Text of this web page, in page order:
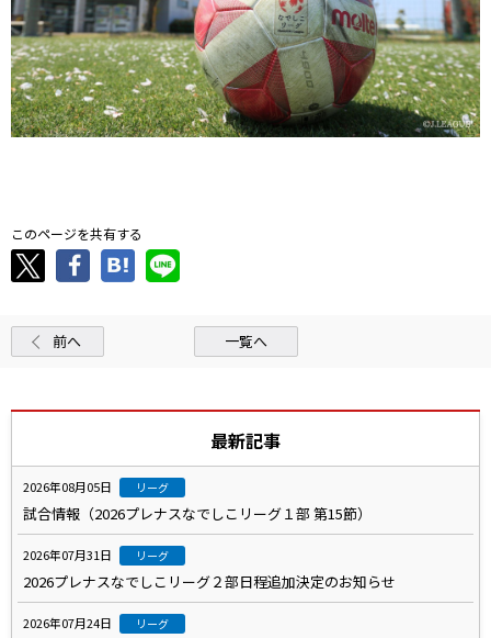
このページを共有する
前へ 一覧へ
最新記事
2026年08月05日 リーグ
試合情報（2026プレナスなでしこリーグ１部 第15節）
2026年07月31日 リーグ
2026プレナスなでしこリーグ２部日程追加決定のお知らせ
2026年07月24日 リーグ